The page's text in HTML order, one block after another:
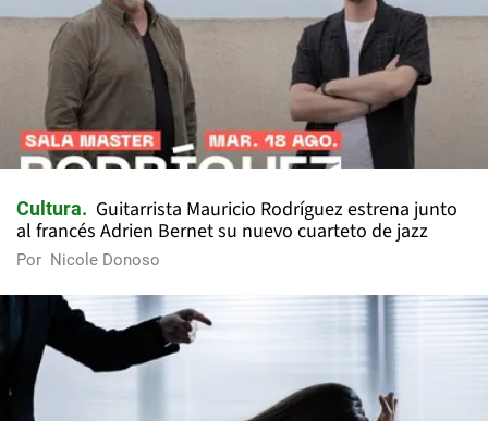
Cultura
Guitarrista Mauricio Rodríguez estrena junto
al francés Adrien Bernet su nuevo cuarteto de jazz
Por Nicole Donoso